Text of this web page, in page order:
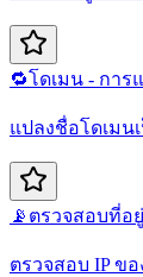
🔁โดเมน - การ
แปลงชื่อโดเมน
📡 ตรวจสอบที่อ
ตรวจสอบ IP ข